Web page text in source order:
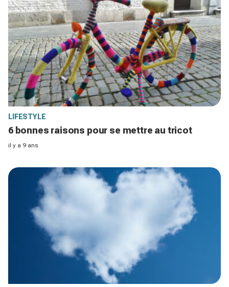
LIFESTYLE
6 bonnes raisons pour se mettre au tricot
il y a 9 ans